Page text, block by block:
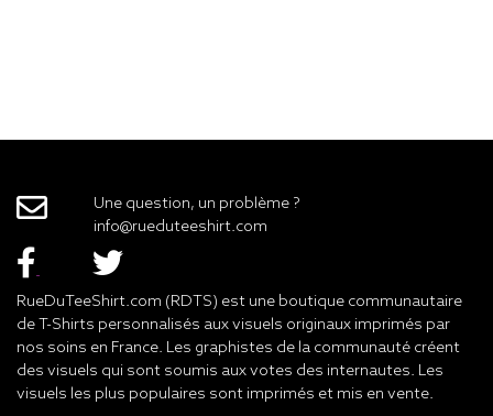
Une question, un problème ?
info@rueduteeshirt.com
RueDuTeeShirt.com (RDTS) est une boutique communautaire
de T-Shirts personnalisés aux visuels originaux imprimés par
nos soins en France. Les graphistes de la communauté créent
des visuels qui sont soumis aux votes des internautes. Les
visuels les plus populaires sont imprimés et mis en vente.